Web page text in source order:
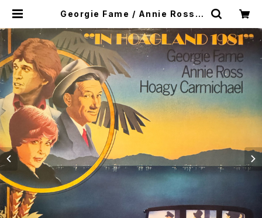
Georgie Fame / Annie Ross /
nd 1981 | SONOTA records